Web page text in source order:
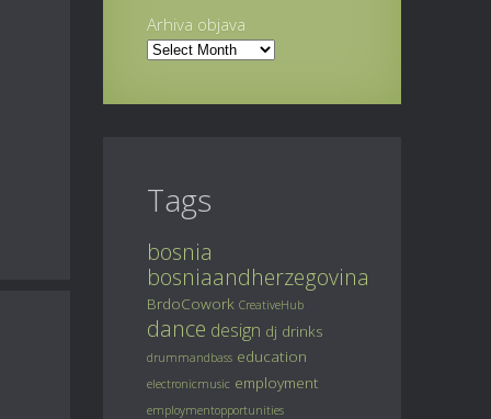
Arhiva objava
Tags
bosnia
bosniaandherzegovina
BrdoCowork CreativeHub
dance design dj drinks
drummandbass education
electronicmusic employment
employmentopportunities